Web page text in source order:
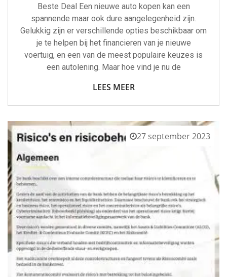
Beste Deal Een nieuwe auto kopen kan een
spannende maar ook dure aangelegenheid zijn.
Gelukkig zijn er verschillende opties beschikbaar om
je te helpen bij het financieren van je nieuwe
voertuig, en een van de meest populaire keuzes is
een autolening. Maar hoe vind je nu de
LEES MEER
27 september 2023